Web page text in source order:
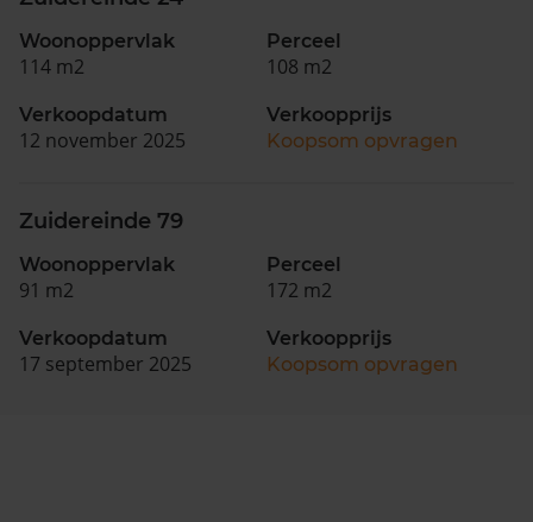
Woonoppervlak
114 m2
Perceel
108 m2
Verkoopdatum
12 november 2025
Verkoopprijs
Koopsom opvragen
Zuidereinde 79
Woonoppervlak
91 m2
Perceel
172 m2
Verkoopdatum
17 september 2025
Verkoopprijs
Koopsom opvragen